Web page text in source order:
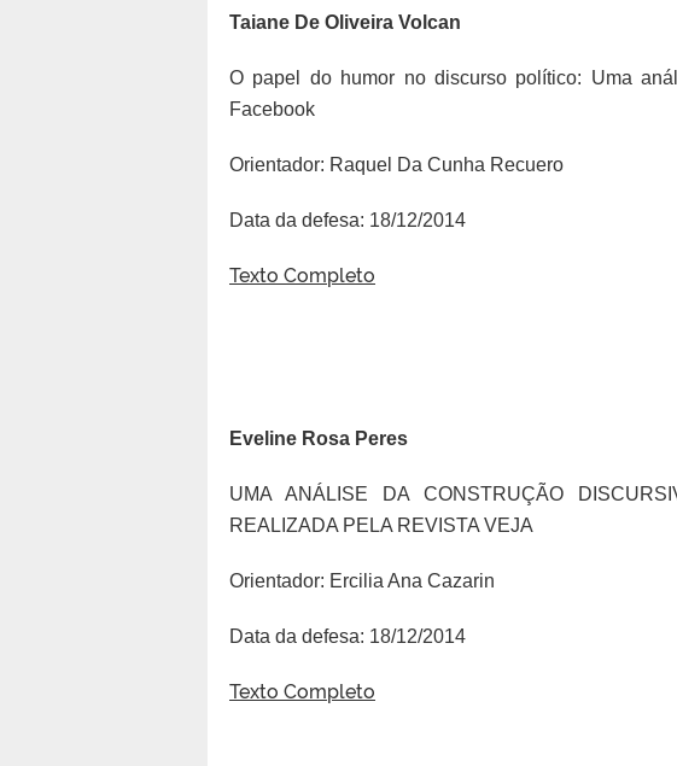
Taiane De Oliveira Volcan
O papel do humor no discurso político: Uma
Facebook
Orientador: Raquel Da Cunha Recuero
Data da defesa: 18/12/2014
Texto Completo
Eveline Rosa Peres
UMA ANÁLISE DA CONSTRUÇÃO
REALIZADA PELA REVISTA VEJA
Orientador: Ercilia Ana Cazarin
Data da defesa: 18/12/2014
Texto Completo